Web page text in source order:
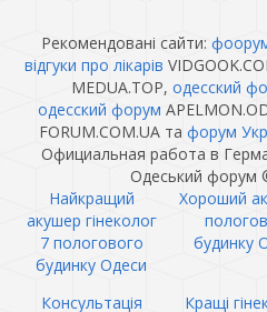
Рекомендовані сайти:
відгуки про лікарів
MEDUA.TOP, одесский
одесский форум
FORUM.COM.UA та форум
Официальная работа в
Одеський форум
Найкращий
акушер гінеколог
7 пологового
будинку Одеси
Хороший
будинку
Консультація
Кращі